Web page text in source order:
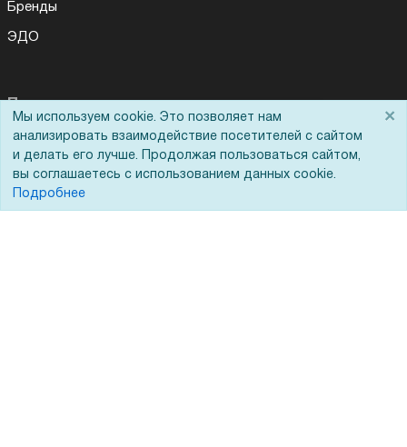
Бренды
ЭДО
Помощь
Вопрос-ответ
Реквизиты
Мы используем cookie. Это позволяет нам
анализировать взаимодействие посетителей с сайтом
и делать его лучше. Продолжая пользоваться сайтом,
вы соглашаетесь с использованием данных cookie.
Подробнее
×
Для Вас доступно эксклюзивное приложение при
заказе этого товара
Получить скидку Не показывать